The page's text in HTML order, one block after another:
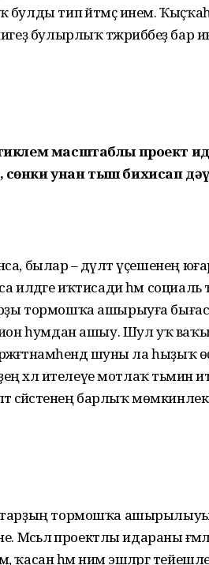
булды тип әйтмәҫ инем.
булырлыҡ тәжрибәбеҙ бар
масштаблы проект
унан тыш бихисап
былар – дәүләт үҫешенең
илдәге иҡтисади һәм
тормошҡа ашырыуға
һумдан ашыу. Шул уҡ
шуны ла һыҙыҡ
хәл ителеүе мотлаҡ
сәйәсәтенең барлыҡ
тормошҡа
Мәсьәлә проектлы идараны
һәм нимә эшләргә